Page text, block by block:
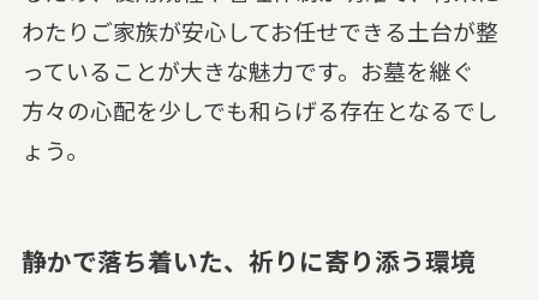
わたりご家族が安心してお任せできる土台が整
っていることが大きな魅力です。お墓を継ぐ
方々の心配を少しでも和らげる存在となるでし
ょう。
静かで落ち着いた、祈りに寄り添う環境